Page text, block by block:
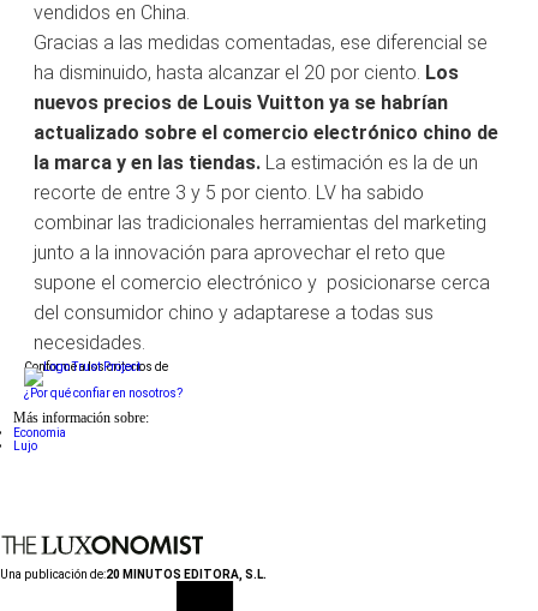
vendidos en China.
Gracias a las medidas comentadas, ese diferencial se
ha disminuido, hasta alcanzar el 20 por ciento. Los
nuevos precios de Louis Vuitton ya se habrían
actualizado sobre el comercio electrónico chino de
la marca y en las tiendas. La estimación es la de un
recorte de entre 3 y 5 por ciento. LV ha sabido
combinar las tradicionales herramientas del marketing
junto a la innovación para aprovechar el reto que
supone el comercio electrónico y posicionarse cerca
del consumidor chino y adaptarese a todas sus
necesidades.
Conforme a los criterios de
¿Por qué confiar en nosotros?
Más información sobre:
Economia
Lujo
Una publicación de:20 MINUTOS EDITORA, S.L.